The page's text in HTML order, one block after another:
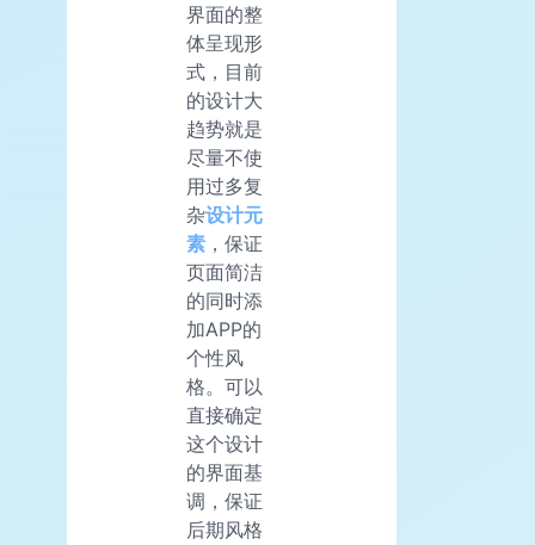
界面的整
体呈现形
式，目前
的设计大
趋势就是
尽量不使
用过多复
杂设计元
素 ，保证
页面简洁
的同时添
加APP的
个性风
格。可以
直接确定
这个设计
的界面基
调，保证
后期风格